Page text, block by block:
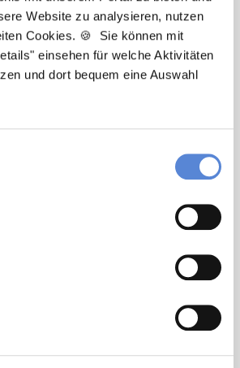
Website zu analysieren, nutzen
Cookies. 🍪 Sie können mit
einsehen für welche Aktivitäten
und dort bequem eine Auswahl
Service: Ich möchte über
in der Allgemeinmedizin
werden und Tipps zur Jobsuche
werden, damit passende und
werden können. Im Übrigen
die Datenschutzerklärung gelesen
gelesen